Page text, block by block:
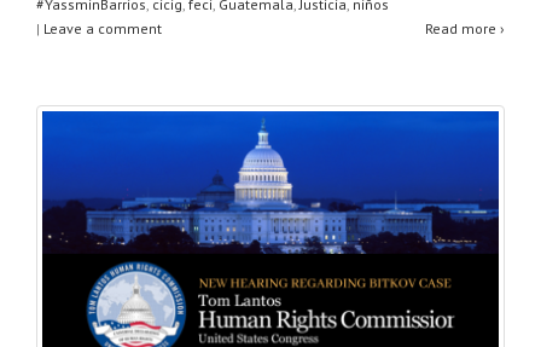
#YassminBarrios cicig feci Guatemala Justicia niños
| Leave a comment Read more ›